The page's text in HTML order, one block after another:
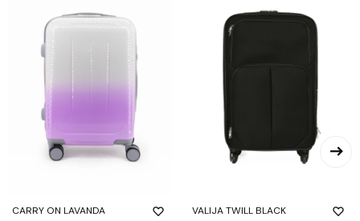
CARRY ON LAVANDA
VALIJA TWILL BLACK